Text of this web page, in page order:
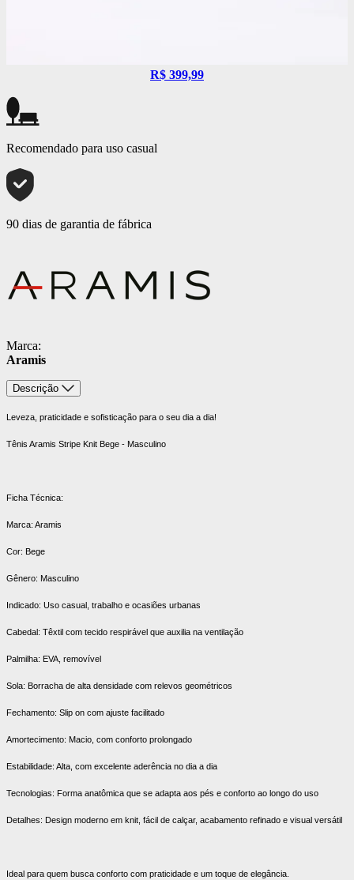
R$ 399,99
Recomendado para uso casual
90 dias de garantia de fábrica
Marca:
Aramis
Descrição
Leveza, praticidade e sofisticação para o seu dia a dia!
Tênis Aramis Stripe Knit Bege - Masculino
Ficha Técnica:
Marca: Aramis
Cor: Bege
Gênero: Masculino
Indicado: Uso casual, trabalho e ocasiões urbanas
Cabedal: Têxtil com tecido respirável que auxilia na ventilação
Palmilha: EVA, removível
Sola: Borracha de alta densidade com relevos geométricos
Fechamento: Slip on com ajuste facilitado
Amortecimento: Macio, com conforto prolongado
Estabilidade: Alta, com excelente aderência no dia a dia
Tecnologias: Forma anatômica que se adapta aos pés e conforto ao longo do uso
Detalhes: Design moderno em knit, fácil de calçar, acabamento refinado e visual versátil
Ideal para quem busca conforto com praticidade e um toque de elegância.